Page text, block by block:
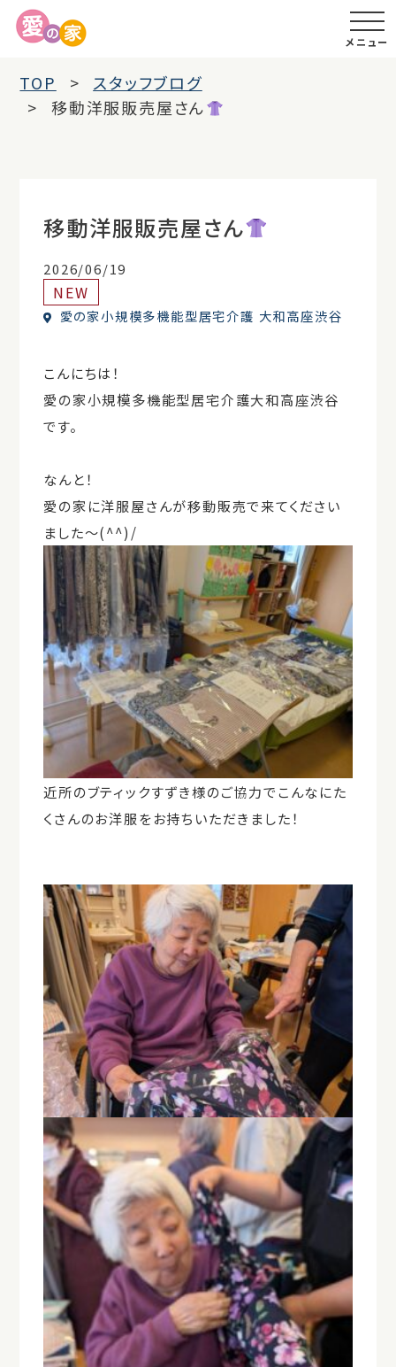
メニュー
TOP
スタッフブログ
移動洋服販売屋さん
移動洋服販売屋さん
2026/06/19
NEW
愛の家小規模多機能型居宅介護 大和高座渋谷
こんにちは！
愛の家小規模多機能型居宅介護大和高座渋谷
です。
なんと！
愛の家に洋服屋さんが移動販売で来てください
ました～(^^)/
近所のブティックすずき様のご協力でこんなにた
くさんのお洋服をお持ちいただきました！